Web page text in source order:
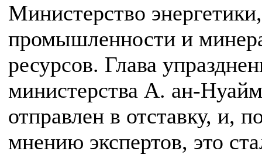
Министерство энергетики,
промышленности и
ресурсов. Глава
министерства А. ан-
отправлен в отставку, и,
мнению экспертов, это